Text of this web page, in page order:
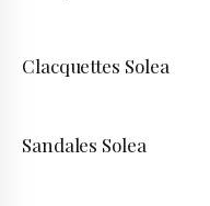
Clacquettes Solea
Sandales Solea